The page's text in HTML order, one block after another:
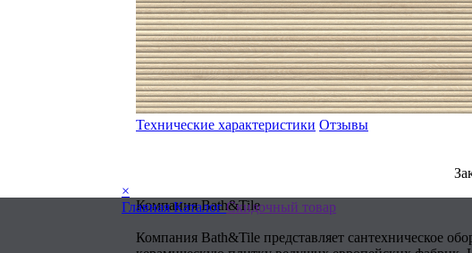
×
ГлавнаяКаталогСкидочный товар
Технические характеристики Отзывы
Компания Bath&Tile
Компания Bath&Tile представляет сантехническое